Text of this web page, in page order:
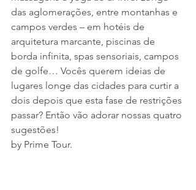
das aglomerações, entre montanhas e
campos verdes – em hotéis de
arquitetura marcante, piscinas de
borda infinita, spas sensoriais, campos
de golfe… Vocês querem ideias de
lugares longe das cidades para curtir a
dois depois que esta fase de restrições
passar? Então vão adorar nossas quatro
sugestões!
by Prime Tour.